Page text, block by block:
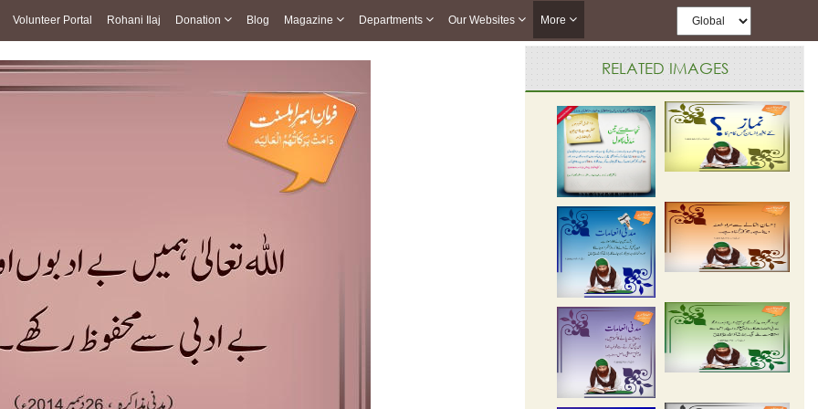
Volunteer Portal Rohani Ilaj Donation Blog Magazine Departments Our Websites More
RELATED IMAGES